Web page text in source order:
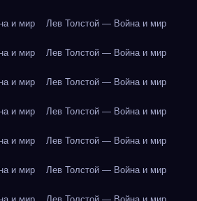
и мир Лев Толстой — Война и мир
и мир Лев Толстой — Война и мир
и мир Лев Толстой — Война и мир
и мир Лев Толстой — Война и мир
и мир Лев Толстой — Война и мир
и мир Лев Толстой — Война и мир